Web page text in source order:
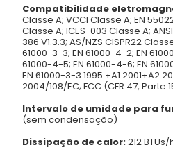
Compatibilidade
Classe A; VCCI Classe A; EN
Classe A; ICES-003 Classe A;
386 V1.3.3; AS/NZS CISPR22
61000-3-3; EN 61000-4-2; EN
61000-4-5; EN 61000-4-6; EN
EN 61000-3-3:1995
2004/108/EC; FCC (CFR 47, Parte
Intervalo de umidade para
(sem condensação)
Dissipação de calor:212